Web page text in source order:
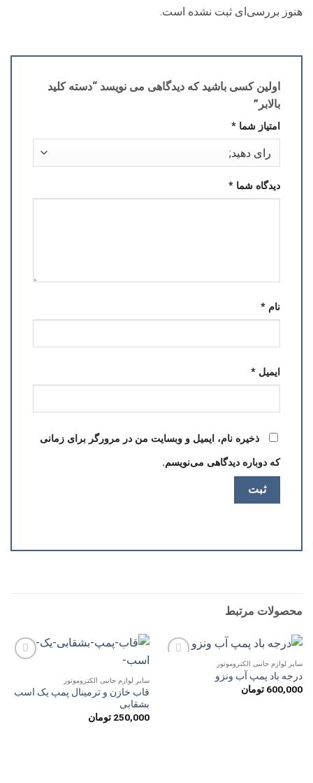
هنوز بررسی‌ای ثبت نشده است.
اولین کسی باشید که دیدگاهی می نویسد “دسته کلید
بالابر”
امتیاز شما *
دیدگاه شما *
نام *
ایمیل *
ذخیره نام، ایمیل و وبسایت من در مرورگر برای زمانی
که دوباره دیدگاهی می‌نویسم.
محصولات مرتبط
سایر لوازم جانبی الکتروموتور
درجه باد پمپ آب ونزو
600,000 تومان
علاقه
مندی
سایر لوازم جانبی الکتروموتور
قاب خازن و ترمینال پمپ یک اسب
بشقابی
250,000 تومان